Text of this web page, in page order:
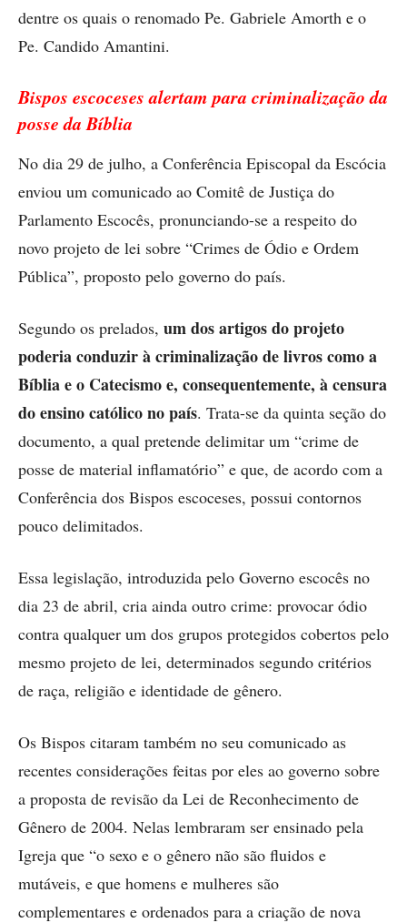
dentre os quais o renomado Pe. Gabriele Amorth e o
Pe. Candido Amantini.
Bispos escoceses alertam para criminalização da
posse da Bíblia
No dia 29 de julho, a Conferência Episcopal da Escócia
enviou um comunicado ao Comitê de Justiça do
Parlamento Escocês, pronunciando-se a respeito do
novo projeto de lei sobre “Crimes de Ódio e Ordem
Pública”, proposto pelo governo do país.
Segundo os prelados, um dos artigos do projeto
poderia conduzir à criminalização de livros como a
Bíblia e o Catecismo e, consequentemente, à censura
do ensino católico no país. Trata-se da quinta seção do
documento, a qual pretende delimitar um “crime de
posse de material inflamatório” e que, de acordo com a
Conferência dos Bispos escoceses, possui contornos
pouco delimitados.
Essa legislação, introduzida pelo Governo escocês no
dia 23 de abril, cria ainda outro crime: provocar ódio
contra qualquer um dos grupos protegidos cobertos pelo
mesmo projeto de lei, determinados segundo critérios
de raça, religião e identidade de gênero.
Os Bispos citaram também no seu comunicado as
recentes considerações feitas por eles ao governo sobre
a proposta de revisão da Lei de Reconhecimento de
Gênero de 2004. Nelas lembraram ser ensinado pela
Igreja que “o sexo e o gênero não são fluidos e
mutáveis, e que homens e mulheres são
complementares e ordenados para a criação de nova